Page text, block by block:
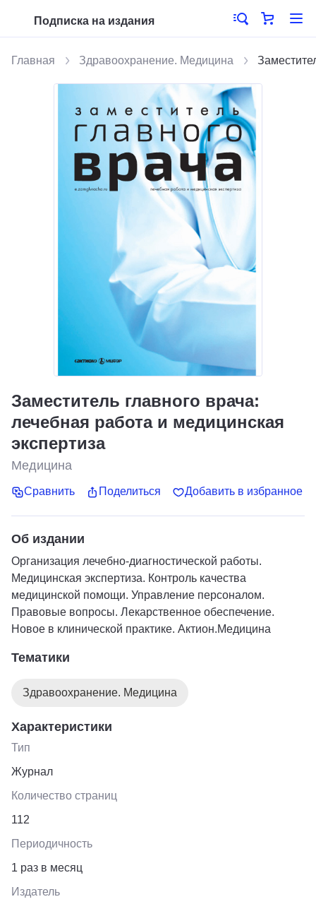
Подписка на издания
Главная Здравоохранение. Медицина
Заместитель главного врача:
лечебная работа и медицинская
экспертиза
Медицина
Сравнить Поделиться Добавить в избранное
Об издании
Организация лечебно-диагностической работы.
Медицинская экспертиза. Контроль качества
медицинской помощи. Управление персоналом.
Правовые вопросы. Лекарственное обеспечение.
Новое в клинической практике. Актион.Медицина
Тематики
Здравоохранение. Медицина
Характеристики
Тип
Журнал
Количество страниц
112
Периодичность
1 раз в месяц
Издатель